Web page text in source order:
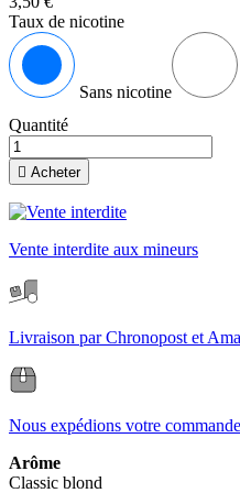
Taux de nicotine
Sans nicotine
Quantité
 Acheter
Vente interdite aux mineurs
Livraison par Chronopost et
Nous expédions votre
Arôme
Classic blond